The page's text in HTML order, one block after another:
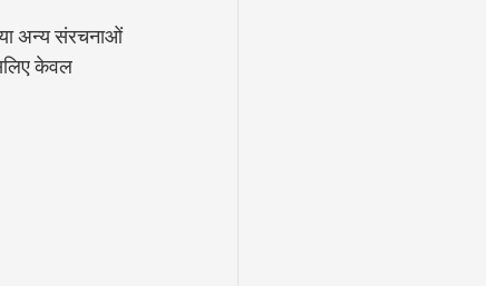
अन्य संरचनाओं
केवल